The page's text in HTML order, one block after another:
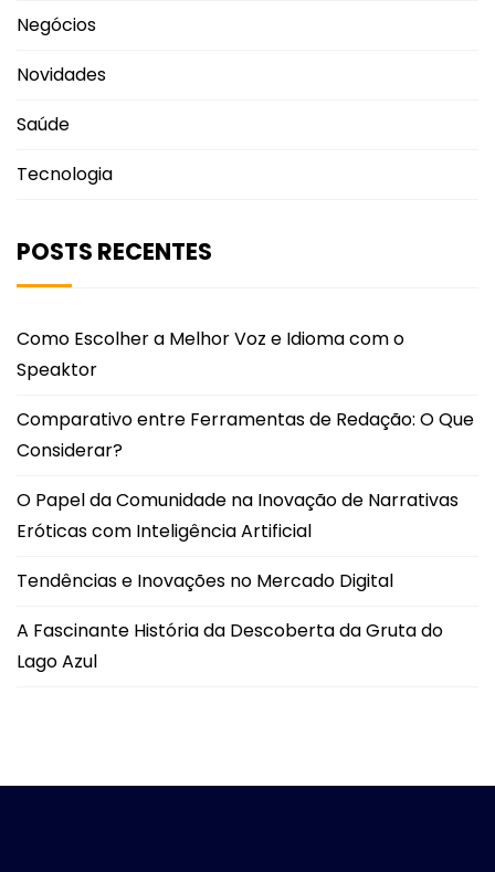
Negócios
Novidades
Saúde
Tecnologia
POSTS RECENTES
Como Escolher a Melhor Voz e Idioma com o
Speaktor
Comparativo entre Ferramentas de Redação: O Que
Considerar?
O Papel da Comunidade na Inovação de Narrativas
Eróticas com Inteligência Artificial
Tendências e Inovações no Mercado Digital
A Fascinante História da Descoberta da Gruta do
Lago Azul